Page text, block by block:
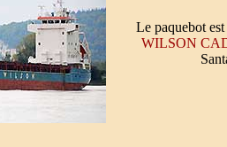
Le paquebot
WILSON